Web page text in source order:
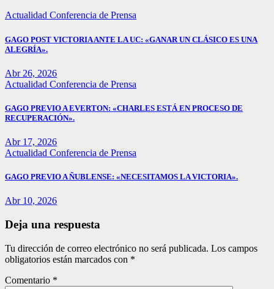
Actualidad Conferencia de Prensa
GAGO POST VICTORIA ANTE LA UC: «GANAR UN CLÁSICO ES UNA
ALEGRÍA».
Abr 26, 2026
Actualidad Conferencia de Prensa
GAGO PREVIO A EVERTON: «CHARLES ESTÁ EN PROCESO DE
RECUPERACIÓN».
Abr 17, 2026
Actualidad Conferencia de Prensa
GAGO PREVIO A ÑUBLENSE: «NECESITAMOS LA VICTORIA».
Abr 10, 2026
Deja una respuesta
Tu dirección de correo electrónico no será publicada. Los campos
obligatorios están marcados con *
Comentario *